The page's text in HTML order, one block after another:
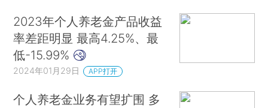
2023年个人养老金产品收益
率差距明显 最高4.25%、最
低-15.99%
2024年01月29日 APP打开
个人养老金业务有望扩围 多